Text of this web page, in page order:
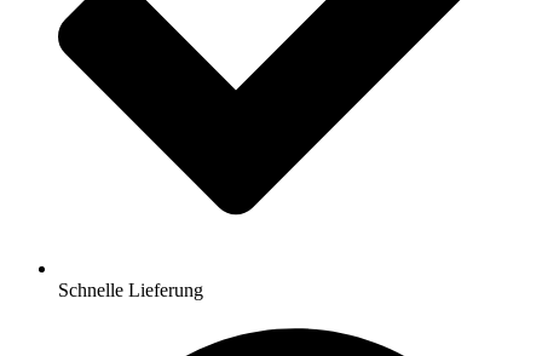
Schnelle Lieferung